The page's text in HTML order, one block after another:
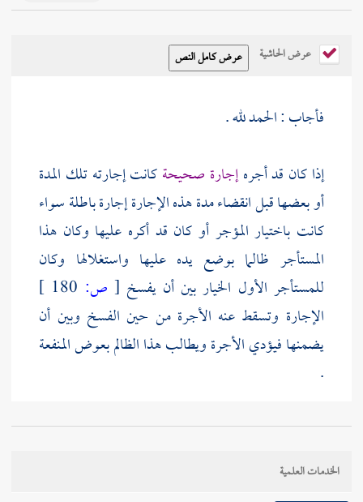
عرض الحاشية
فأجاب : الحمد لله .
إذا كان قد أجرهإجارة صحيحةكانت إجارته تلك المدة
أو بعضها قبل انقضاء مدة هذه الإجارة إجارة باطلة سواء
كانت باختيار المؤجر أو كان قد أكره عليها وكان هذا
المستأجر ظالما بوضع يده عليها واستغلالها وكان
للمستأجر الأول الخيار بين أن يفسخ [ ص:
الإجارة وتسقط عنه الأجرة من حين الفسخ وبين أن
يضمنها فيؤدي الأجرة ويطالب هذا الظالم بعوض المنفعة
.
الخدمات العلمية